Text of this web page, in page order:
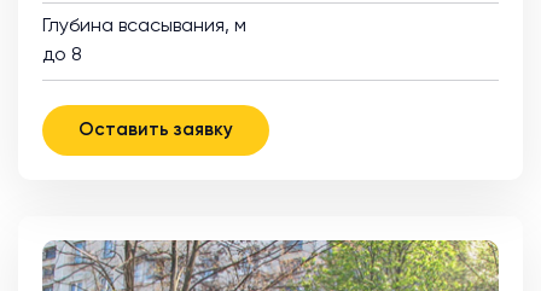
Глубина всасывания, м
до 8
Оставить заявку